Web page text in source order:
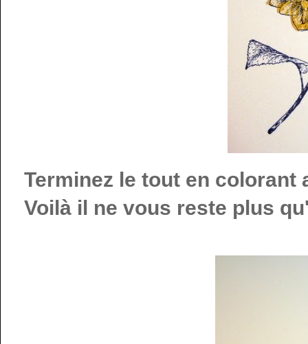
Terminez le tout en colorant
Voilà il ne vous reste plus